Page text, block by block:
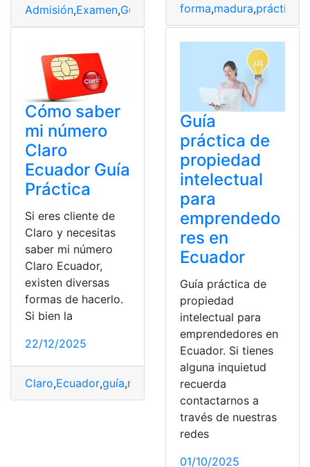
Admisión,Examen,Guayaquil guía,práctica,UG,
forma,madura,práctica
Cómo saber
mi número
Claro
Ecuador Guía
Práctica
Si eres cliente de
Claro y necesitas
saber mi número
Claro Ecuador,
existen diversas
formas de hacerlo.
Si bien la
22/12/2025
Claro,Ecuador,guía,mi número,práctica
Guía
práctica de
propiedad
intelectual
para
emprendedo
res en
Ecuador
Guía práctica de
propiedad
intelectual para
emprendedores en
Ecuador. Si tienes
alguna inquietud
recuerda
contactarnos a
través de nuestras
redes
01/10/2025